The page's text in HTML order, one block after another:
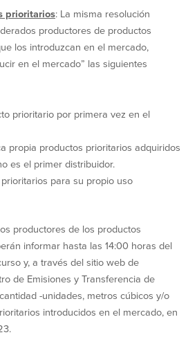
prioritarios: La misma resolución
productores de productos
los introduzcan en el mercado,
en el mercado” las siguientes
prioritario por primera vez en el
propia productos prioritarios adquiridos
es el primer distribuidor.
para su propio uso
productores de los productos
informar hasta las 14:00 horas del
y, a través del sitio web de
de Emisiones y Transferencia de
-unidades, metros cúbicos y/o
introducidos en el mercado, en